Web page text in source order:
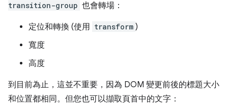
transition-group 也會轉場：
定位和轉換 (使用 transform )
寬度
高度
到目前為止，這並不重要，因為 DOM 變更前後的標題大小
和位置都相同。但您也可以擷取頁首中的文字：